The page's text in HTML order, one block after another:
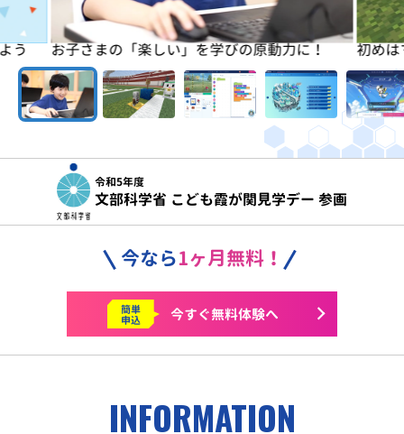
う お子さまの「楽しい」を学びの原動力に！ 初め
令和5年度
文部科学省 こども霞が関見学デー 参画
今なら1ヶ月無料！
簡単
申込 今すぐ無料体験へ
INFORMATION